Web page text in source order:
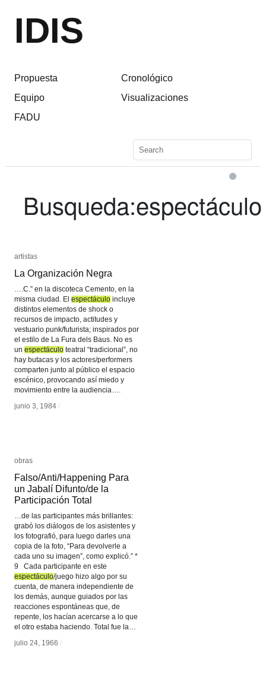
IDIS
Propuesta
Equipo
FADU
Cronológico
Visualizaciones
Busqueda:espectáculo
artistas
La Organización Negra
….C.” en la discoteca Cemento, en la
misma ciudad. El espectáculo incluye
distintos elementos de shock o
recursos de impacto, actitudes y
vestuario punk/futurista; inspirados por
el estilo de La Fura dels Baus. No es
un espectáculo teatral “tradicional”, no
hay butacas y los actores/performers
comparten junto al público el espacio
escénico, provocando así miedo y
movimiento entre la audiencia….
junio 3, 1984 /
artistas
La Organización Negra
espectáculo
espectáculo
junio 3, 1984 /
obras
Falso/Anti/Happening Para
un Jabalí Difunto/de la
Participación Total
…de las participantes más brillantes:
grabó los diálogos de los asistentes y
los fotografió, para luego darles una
copia de la foto, “Para devolverle a
cada uno su imagen”, como explicó.” *
9 Cada participante en este
espectáculo/juego hizo algo por su
cuenta, de manera independiente de
los demás, aunque guiados por las
reacciones espontáneas que, de
repente, los hacían acercarse a lo que
el otro estaba haciendo. Total fue la…
julio 24, 1966 /
obras
Falso/Anti/Happening Para
un Jabalí Difunto/de la
Participación Total
espectáculo
julio 24, 1966 /